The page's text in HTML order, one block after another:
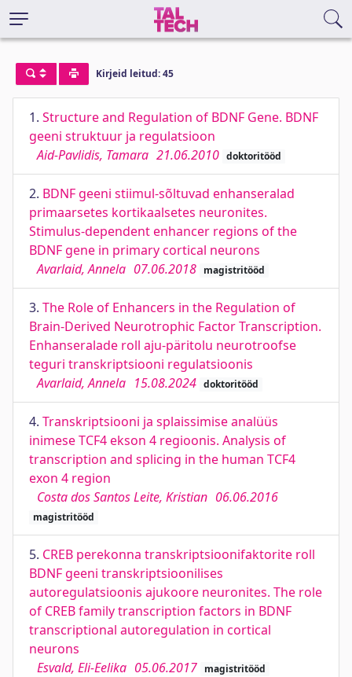
Kirjeid leitud: 45
1. Structure and Regulation of BDNF Gene. BDNF
geeni struktuur ja regulatsioon
Aid-Pavlidis, Tamara 21.06.2010 doktoritööd
2. BDNF geeni stiimul-sõltuvad enhanseralad
primaarsetes kortikaalsetes neuronites.
Stimulus-dependent enhancer regions of the
BDNF gene in primary cortical neurons
Avarlaid, Annela 07.06.2018 magistritööd
3. The Role of Enhancers in the Regulation of
Brain-Derived Neurotrophic Factor Transcription.
Enhanseralade roll aju-päritolu neurotroofse
teguri transkriptsiooni regulatsioonis
Avarlaid, Annela 15.08.2024 doktoritööd
4. Transkriptsiooni ja splaissimise analüüs
inimese TCF4 ekson 4 regioonis. Analysis of
transcription and splicing in the human TCF4
exon 4 region
Costa dos Santos Leite, Kristian 06.06.2016
magistritööd
5. CREB perekonna transkriptsioonifaktorite roll
BDNF geeni transkriptsioonilises
autoregulatsioonis ajukoore neuronites. The role
of CREB family transcription factors in BDNF
transcriptional autoregulation in cortical
neurons
Esvald, Eli-Eelika 05.06.2017 magistritööd